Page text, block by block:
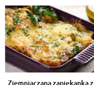
Ziemniaczana zapiekanka z